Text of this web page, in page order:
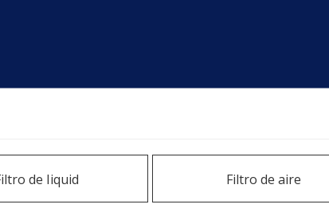
de Iiquid Filtro de aire